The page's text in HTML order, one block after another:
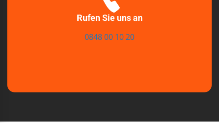
Rufen Sie uns an
0848 00 10 20